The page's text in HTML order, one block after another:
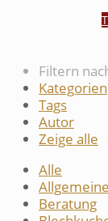
Filtern
Kategorien
Tags
Autor
Zeige alle
Alle
Beratung